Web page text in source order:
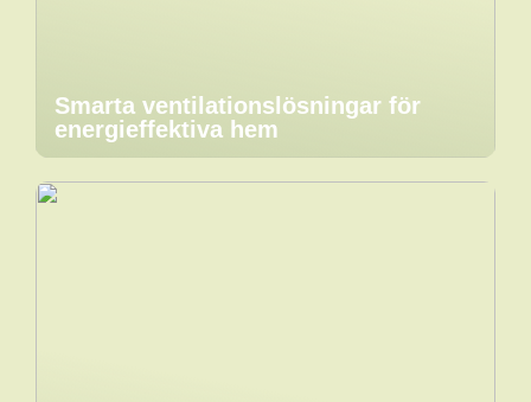
Smarta ventilationslösningar för
energieffektiva hem